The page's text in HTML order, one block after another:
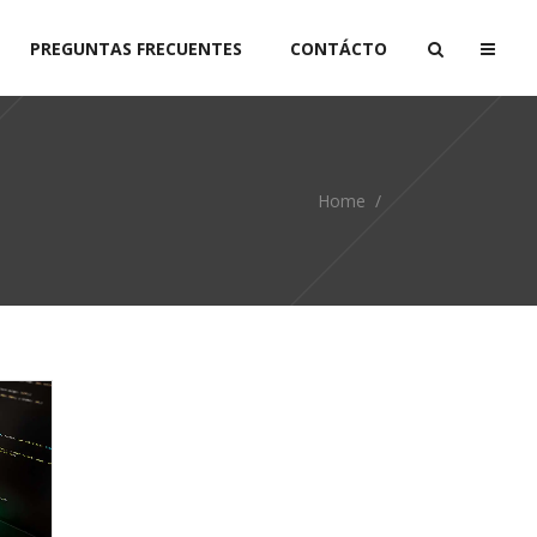
PREGUNTAS FRECUENTES CONTÁCTO
Home /